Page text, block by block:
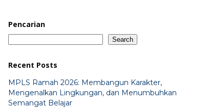
Pencarian
Search
Recent Posts
MPLS Ramah 2026: Membangun Karakter,
Mengenalkan Lingkungan, dan Menumbuhkan
Semangat Belajar